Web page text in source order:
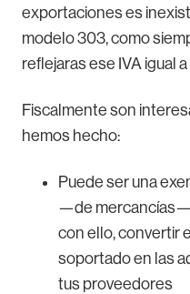
exportaciones es
modelo 303, como
reflejaras ese IVA igual
Fiscalmente son
hemos hecho:
Puede ser una
—de mercancías—
con ello, convertir
soportado en las
tus proveedores